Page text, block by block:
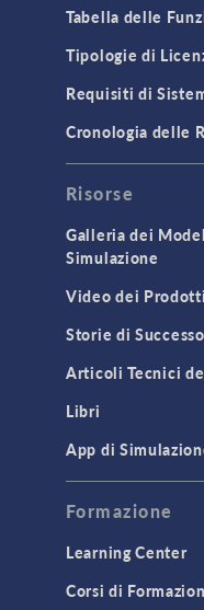
Tabella delle
Tipologie di
Requisiti di
Cronologia delle
Risorse
Galleria dei
Simulazione
Video dei Prodotti
Storie di Successo
Articoli Tecnici
Libri
App di
Formazione
Learning Center
Corsi di